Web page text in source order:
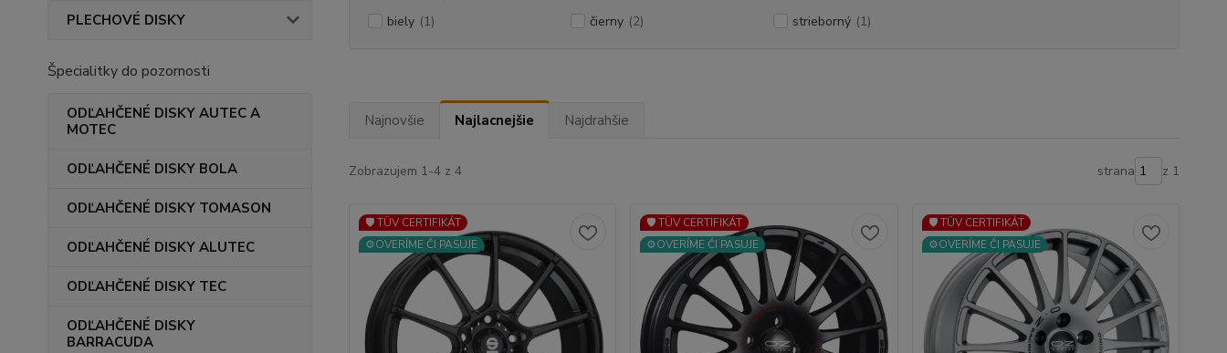
PLECHOVÉ DISKY
Špecialitky do pozornosti
ODĽAHČENÉ DISKY AUTEC A
MOTEC
ODĽAHČENÉ DISKY BOLA
ODĽAHČENÉ DISKY TOMASON
ODĽAHČENÉ DISKY ALUTEC
ODĽAHČENÉ DISKY TEC
ODĽAHČENÉ DISKY
BARRACUDA
biely (1) čierny (2) strieborný (1)
Najnovšie Najlacnejšie Najdrahšie
Zobrazujem 1-4 z 4 strana z 1
🛡️ TÜV CERTIFIKÁT
⚙️OVERÍME ČI PASUJE
🛡️ TÜV CERTIFIKÁT
⚙️OVERÍME ČI PASUJE
🛡️ TÜV CERTIFIKÁT
⚙️OVERÍME ČI PASUJE